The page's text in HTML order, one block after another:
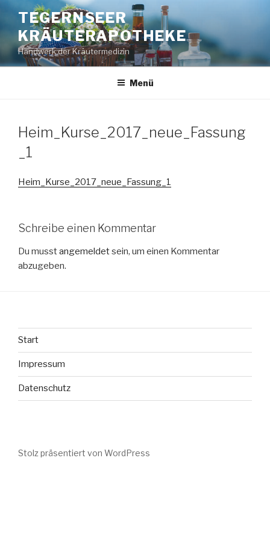
Inhalt
springen
TEGERNSEER
KRÄUTERAPOTHEKE
Handwerk der Kräutermedizin
Menü
Heim_Kurse_2017_neue_Fassung
_1
Heim_Kurse_2017_neue_Fassung_1
Schreibe einen Kommentar
Du musstangemeldetsein, um einen Kommentar
abzugeben.
Start
Impressum
Datenschutz
Stolz präsentiert von WordPress